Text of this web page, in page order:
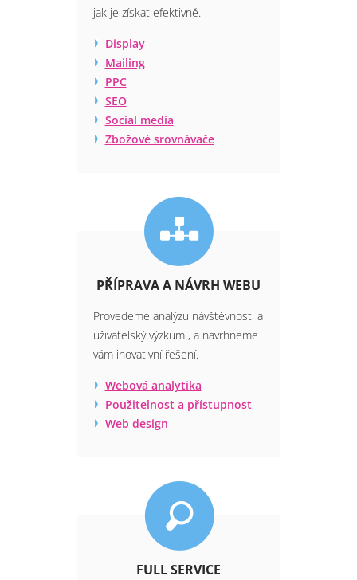
jak je získat efektivně.
Display
Mailing
PPC
SEO
Social media
Zbožové srovnávače
PŘÍPRAVA A NÁVRH WEBU
Provedeme analýzu návštěvnosti a
uživatelský výzkum , a navrhneme
vám inovativní řešení.
Webová analytika
Použitelnost a přístupnost
Web design
FULL SERVICE